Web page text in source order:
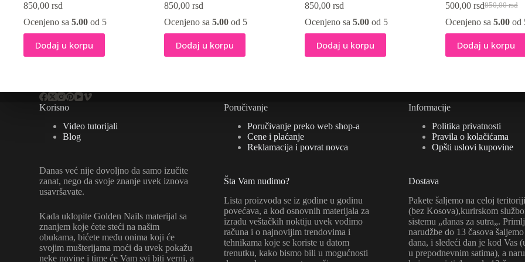
850,00 rsd
Ocenjeno sa 5.00 od 5
Dodaj u korpu
850,00 rsd
Ocenjeno sa 5.00od 5
Dodaj u korpu
850,00 rsd
Ocenjeno sa 5.00od 5
Dodaj u korpu
850,00rsd
Originalna
cena
bila:
850,00 rsd.
500,00 rsdTrenutna
cena
500,00 rsd.
Ocenjeno sa 5.00od
Dodaj u korpu
Korisno
Video tutorijali
Blog
Danas već nije dovoljno da samo izučite
zanat, nego da svoje znanje uvek iznova
usavršavate.
Kada uklopite Golden Nails materijal sa
znanjem koje ćete steći na našim
obukama, bićete među onima koji će
svojim mušterijama moći da uvek pokažu
neke novine i time će Vam svi biti verni, a
Poručivanje
Poručivanje preko web shop-a
Cene i plaćanje
Reklamacija i povrat novca
Šta Vam nudimo?
Lista proizvoda se iz godine u godinu
povećava, a kod osnovnih materijala za
izradu veštačkih noktiju uvek vodimo
računa i o najnovijim trendovima i
tehnikama koje se koriste u datom
trenutku, kako bismo bili u mogućnosti
Informacije
Politika privatnosti
Pravila o kolačićama
Opšti uslovi kupovine
Dostava
Pakete šaljemo na celoj
(bez Kosova),kurirskom
sistemu „danas za sutra„.
narudžbe do 13 časova
dana, i sledeći dan je kod Vas
u prepodnevnim satima), a